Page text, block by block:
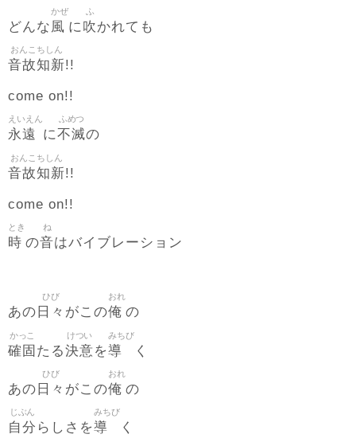
どんな 風
かぜ
に吹
ふ
かれても
音故知新
おんこちしん
!!
come on!!
永遠
えいえん
に不滅
ふめつ
の
音故知新
おんこちしん
!!
come on!!
時
とき
の音
ね
はバイブレーション
あの 日々
ひび
がこの俺
おれ
の
確固
かっこ
たる決意
けつい
を導
みちび
く
あの 日々
ひび
がこの俺
おれ
の
自分
じぶん
らしさを導
みちび
く